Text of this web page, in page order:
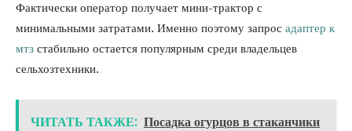
Фактически оператор получает мини-трактор с
минимальными затратами. Именно поэтому запрос адаптер к
мтз стабильно остается популярным среди владельцев
сельхозтехники.
ЧИТАТЬ ТАКЖЕ: Посадка огурцов в стаканчики